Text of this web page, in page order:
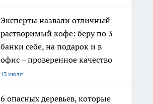
Эксперты назвали отличный
растворимый кофе: беру по 3
банки себе, на подарок и в
офис – проверенное качество
13 июля
6 опасных деревьев, которые